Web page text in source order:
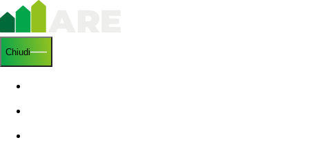
Chiudi